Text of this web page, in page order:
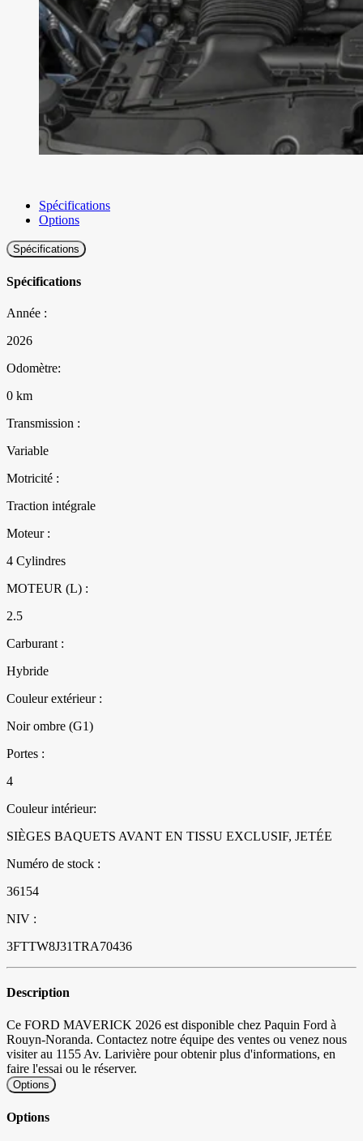
Spécifications
Options
Spécifications
Spécifications
Année :
2026
Odomètre:
0 km
Transmission :
Variable
Motricité :
Traction intégrale
Moteur :
4 Cylindres
MOTEUR (L) :
2.5
Carburant :
Hybride
Couleur extérieur :
Noir ombre (G1)
Portes :
4
Couleur intérieur:
SIÈGES BAQUETS AVANT EN TISSU EXCLUSIF, JETÉE
Numéro de stock :
36154
NIV :
3FTTW8J31TRA70436
Description
Ce FORD MAVERICK 2026 est disponible chez Paquin Ford à
Rouyn-Noranda. Contactez notre équipe des ventes ou venez nous
visiter au 1155 Av. Larivière pour obtenir plus d'informations, en
faire l'essai ou le réserver.
Options
Options